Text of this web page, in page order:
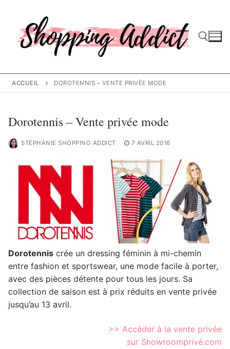
contenu
Rechercher :
ACCUEIL DOROTENNIS – VENTE PRIVÉE MODE
Dorotennis – Vente privée mode
STÉPHANIE SHOPPING ADDICT 7 AVRIL 2016
Dorotennis crée un dressing féminin à mi-chemin
entre fashion et sportswear, une mode facile à porter,
avec des pièces détente pour tous les jours. Sa
collection de saison est à prix réduits en vente privée
jusqu’au 13 avril.
>> Accéder à la vente privée
sur Showroomprivé.com